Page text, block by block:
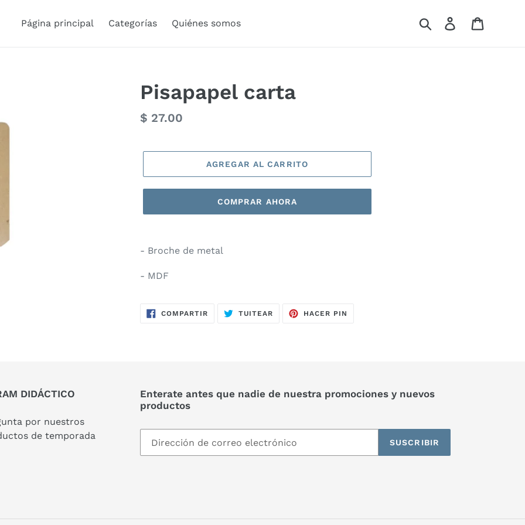
Página principal Categorías Quiénes somos Buscar Ingresar
Pisapapel carta
Precio
$ 27.00
AGREGAR AL CARRITO
COMPRAR AHORA
- Broche de metal
- MDF
COMPARTIRCOMPARTIRTUITEAR TUITEARHACER PIN
DIDÁCTICO
por nuestros
de temporada
Enterate antes que nadie de nuestra promociones y nuevos
productos
SUSCRIBIR